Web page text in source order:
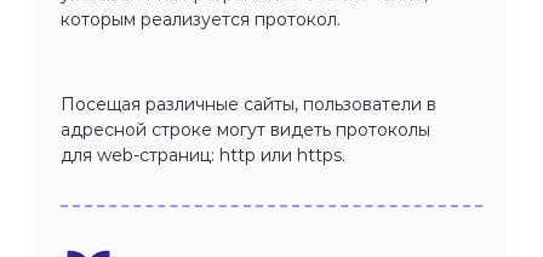
которым реализуется протокол.
Посещая различные сайты, пользователи в
адресной строке могут видеть протоколы
для web-страниц: http или https.